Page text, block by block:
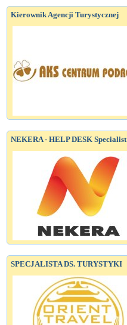
Kierownik Agencji Turystycznej
NEKERA - HELP DESK Specialist
SPECJALISTA DS. TURYSTYKI